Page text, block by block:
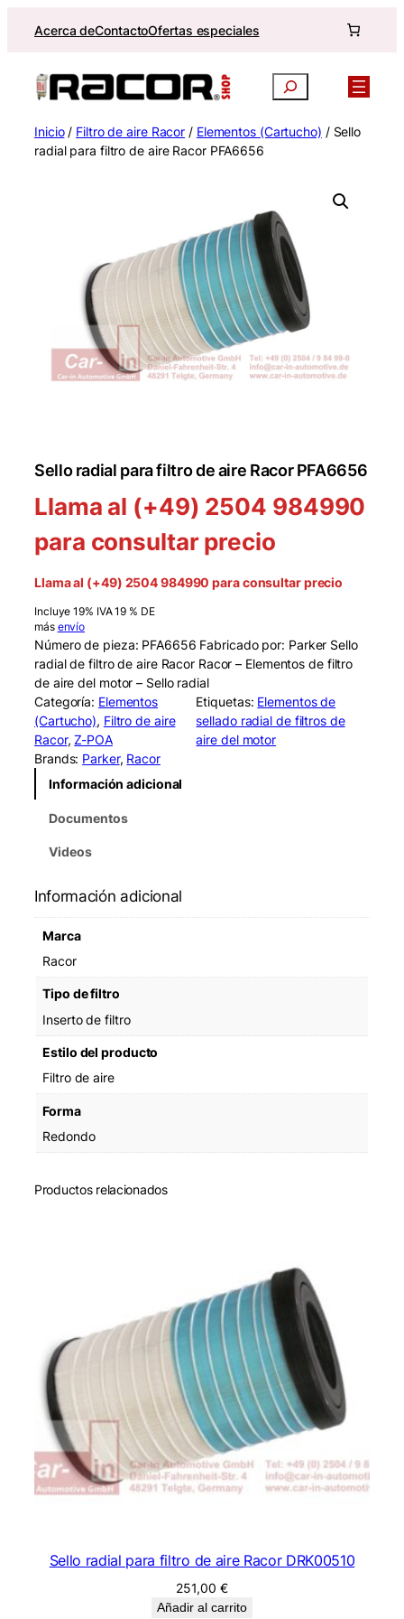
Acerca deContactoOfertas especiales
Buscar
Inicio/ Filtro de aire Racor / Elementos (Cartucho) / Sello
radial para filtro de aire Racor PFA6656
Sello radial para filtro de aire Racor PFA6656
Llama al (+49) 2504 984990
para consultar precio
Llama al (+49) 2504 984990 para consultar precio
Incluye 19% IVA 19 % DE
más envío
Número de pieza: PFA6656 Fabricado por: Parker Sello
radial de filtro de aire Racor Racor – Elementos de filtro
de aire del motor – Sello radial
Categoría: Elementos
(Cartucho), Filtro de aire
Racor, Z-POA
Etiquetas: Elementos de
sellado radial de filtros de
aire del motor
Brands: Parker, Racor
Información adicional
Documentos
Videos
Información adicional
Marca
Racor
Tipo de filtro
Inserto de filtro
Estilo del producto
Filtro de aire
Forma
Redondo
Productos relacionados
Sello radial para filtro de aire Racor DRK00510
251,00 €
Añadir al carrito